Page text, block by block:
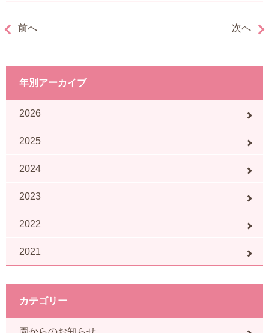
前へ 次へ
年別アーカイブ
2026
2025
2024
2023
2022
2021
カテゴリー